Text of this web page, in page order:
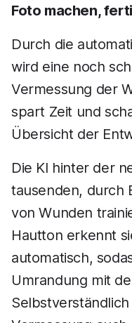
Foto machen,
Durch die
wird eine noch
Vermessung der
spart Zeit und
Übersicht der
Die KI hinter der
tausenden, durch
von Wunden
Hautton erkennt
automatisch,
Umrandung mit